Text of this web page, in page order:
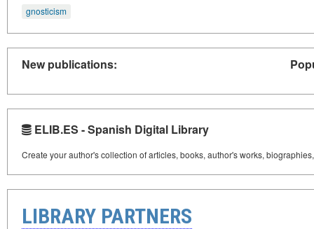
gnosticism
New publications:
ELIB.ES - Spanish Digital Library
Create your author's collection of articles, books, author's works,
LIBRARY PARTNERS